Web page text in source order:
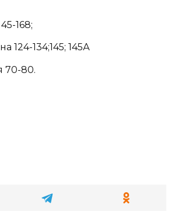
168;
124-134;145; 145А
70-80.